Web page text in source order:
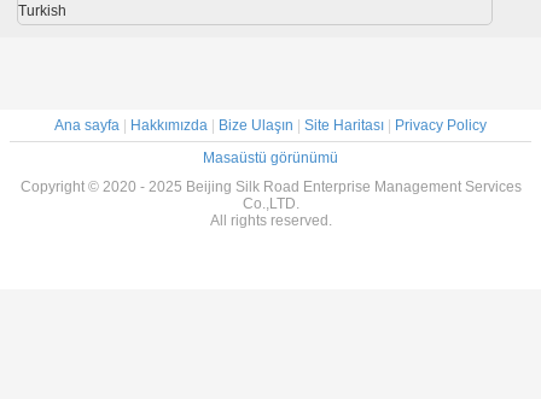
Turkish
Ana sayfa | Hakkımızda | Bize Ulaşın | Site Haritası | Privacy Policy
Masaüstü görünümü
Copyright © 2020 - 2025 Beijing Silk Road Enterprise Management Services
Co.,LTD.
All rights reserved.